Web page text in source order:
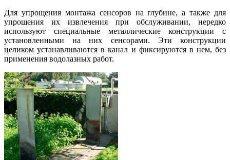
Для упрощения монтажа сенсоров на глубине, а также для
упрощения их извлечения при обслуживании, нередко
используют специальные металлические конструкции с
установленными на них сенсорами. Эти конструкции
целиком устанавливаются в канал и фиксируются в нем, без
применения водолазных работ.